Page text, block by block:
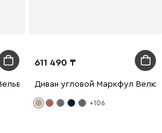
Светло-серый
611 490
Диван угловой Маркфул
+106